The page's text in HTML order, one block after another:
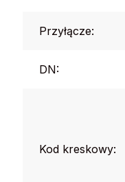
Przyłącze:
DN:
Kod kreskowy: